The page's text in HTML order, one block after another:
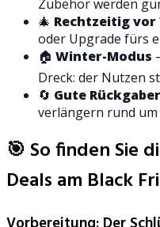
Zubehör werden
🎄 Rechtzeitig
oder Upgrade fürs
🏠 Winter-Modus
Dreck: der Nutzen
🔄 Gute
verlängern rund um
🎯 So finden Sie
Deals am Black